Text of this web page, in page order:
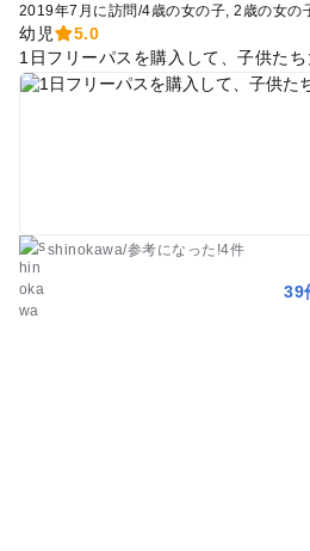
2019年7月に訪問/4歳の女の子 2歳の女の
幼児
5.0
1日フリーパスを購入して、子供たち
shinokawa/参考になった!4件
39